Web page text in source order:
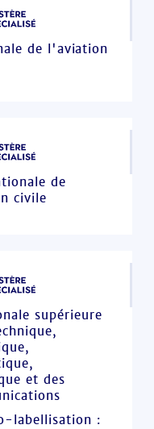
de l'aviation
de
civile
supérieure
et des
labellisation :